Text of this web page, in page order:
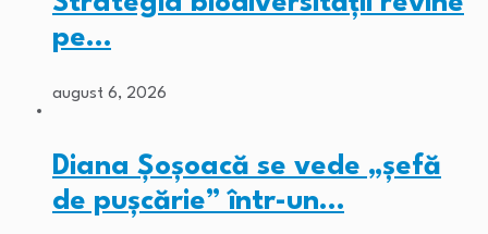
pe…
august 6, 2026
Diana Șoșoacă se vede „șefă
de pușcărie” într-un…